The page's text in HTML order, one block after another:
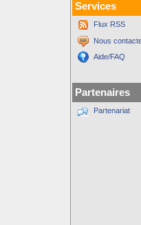
Services
Flux RSS
Nous
Aide/FAQ
Partenaires
Partenariat